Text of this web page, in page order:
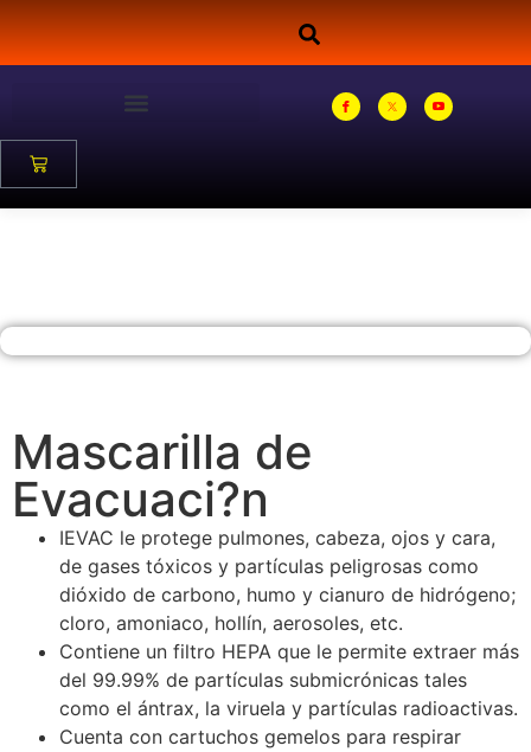
Mascarilla de
Evacuaci?n
IEVAC le protege pulmones, cabeza, ojos y cara,
de gases tóxicos y partículas peligrosas como
dióxido de carbono, humo y cianuro de hidrógeno;
cloro, amoniaco, hollín, aerosoles, etc.
Contiene un filtro HEPA que le permite extraer más
del 99.99% de partículas submicrónicas tales
como el ántrax, la viruela y partículas radioactivas.
Cuenta con cartuchos gemelos para respirar